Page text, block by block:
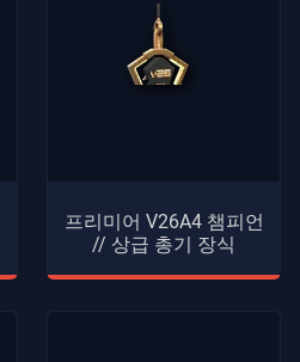
프리미어 V26A4 챔피언
// 상급 총기 장식